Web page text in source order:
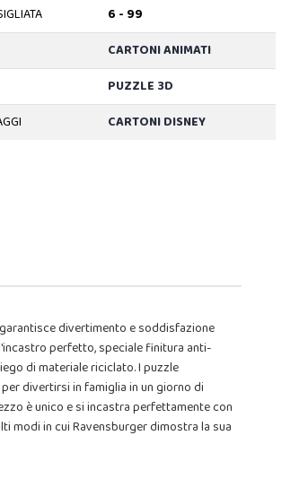
6 - 99
CARTONI ANIMATI
PUZZLE 3D
CARTONI DISNEY
divertimento e soddisfazione
perfetto, speciale finitura anti-
di materiale riciclato. I puzzle
divertirsi in famiglia in un giorno di
è unico e si incastra perfettamente con
modi in cui Ravensburger dimostra la sua